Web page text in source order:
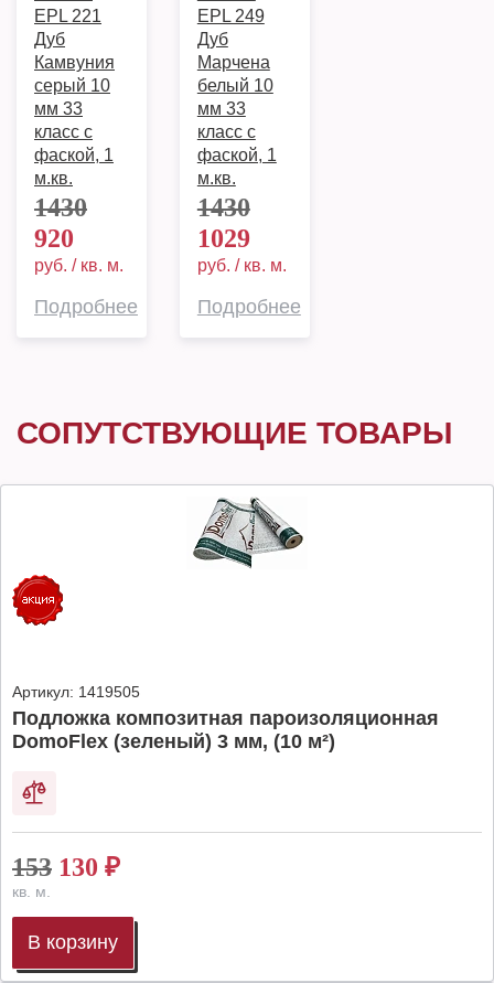
EPL 221
Дуб
Камвуния
серый 10
мм 33
класс с
фаской, 1
м.кв.
1430
920
руб. / кв. м.
Подробнее
EPL 249
Дуб
Марчена
белый 10
мм 33
класс с
фаской, 1
м.кв.
1430
1029
руб. / кв. м.
Подробнее
СОПУТСТВУЮЩИЕ ТОВАРЫ
Артикул: 1419505
Подложка композитная пароизоляционная
DomoFlex (зеленый) 3 мм, (10 м²)
153 130 ₽
кв. м.
В корзину